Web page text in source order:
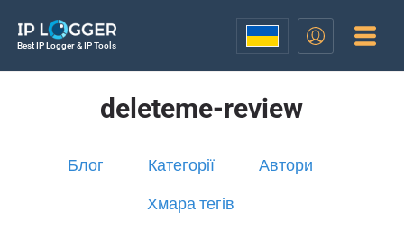
Best IP Logger & IP Tools
deleteme-review
Блог Категорії Автори
Хмара тегів